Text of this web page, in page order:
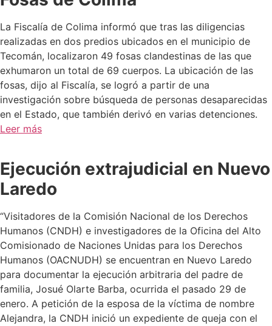
La Fiscalía de Colima informó que tras las diligencias
realizadas en dos predios ubicados en el municipio de
Tecomán, localizaron 49 fosas clandestinas de las que
exhumaron un total de 69 cuerpos. La ubicación de las
fosas, dijo al Fiscalía, se logró a partir de una
investigación sobre búsqueda de personas desaparecidas
en el Estado, que también derivó en varias detenciones.
Leer más
Ejecución extrajudicial en Nuevo
Laredo
“Visitadores de la Comisión Nacional de los Derechos
Humanos (CNDH) e investigadores de la Oficina del Alto
Comisionado de Naciones Unidas para los Derechos
Humanos (OACNUDH) se encuentran en Nuevo Laredo
para documentar la ejecución arbitraria del padre de
familia, Josué Olarte Barba, ocurrida el pasado 29 de
enero. A petición de la esposa de la víctima de nombre
Alejandra, la CNDH inició un expediente de queja con el